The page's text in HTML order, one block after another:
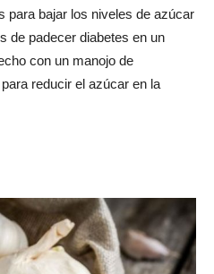
para bajar los niveles de azúcar
de padecer diabetes en un
con un manojo de
reducir el azúcar en la